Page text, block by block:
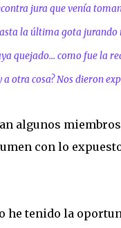
jura que venía
la última gota
quejado... como fue la
otra cosa? Nos dieron
algunos
con lo
he tenido la